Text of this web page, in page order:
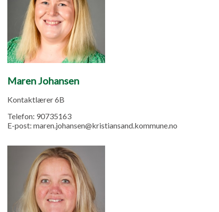
Maren Johansen
Kontaktlærer 6B
Telefon: 90735163
E-post: maren.johansen@kristiansand.kommune.no